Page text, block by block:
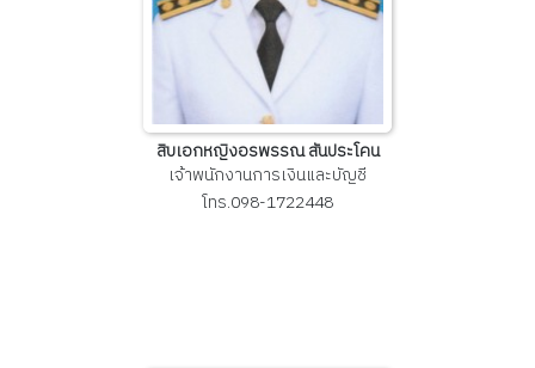
สิบเอกหญิงอรพรรณ สันประโคน
เจ้าพนักงานการเงินและบัญชี
โทร.098-1722448